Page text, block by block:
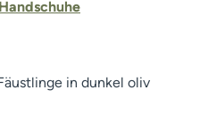
Handschuhe